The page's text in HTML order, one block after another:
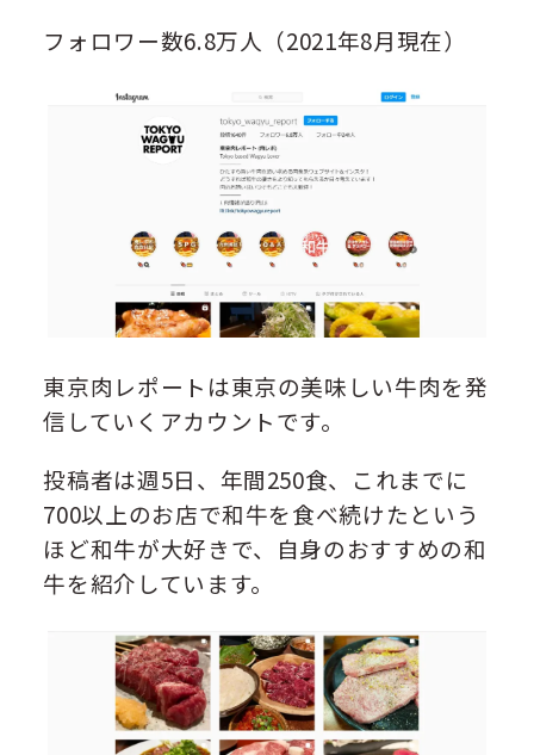
フォロワー数6.8万人（2021年8月現在）
東京肉レポートは東京の美味しい牛肉を発
信していくアカウントです。
投稿者は週5日、年間250食、これまでに
700以上のお店で和牛を食べ続けたという
ほど和牛が大好きで、自身のおすすめの和
牛を紹介しています。